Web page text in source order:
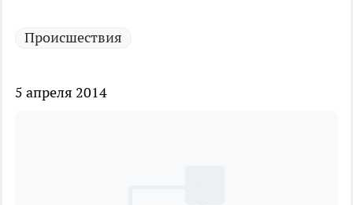
Происшествия
5 апреля 2014